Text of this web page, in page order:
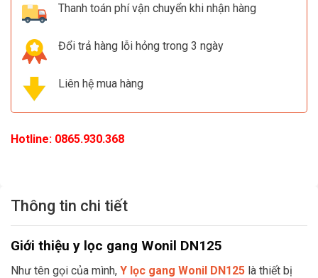
Thanh toán phí vận chuyển khi nhận hàng
Đổi trả hàng lỗi hỏng trong 3 ngày
Liên hệ mua hàng
Hotline: 0865.930.368
Thông tin chi tiết
Giới thiệu y lọc gang Wonil DN125
Như tên gọi của mình, Y lọc gang Wonil DN125 là thiết bị